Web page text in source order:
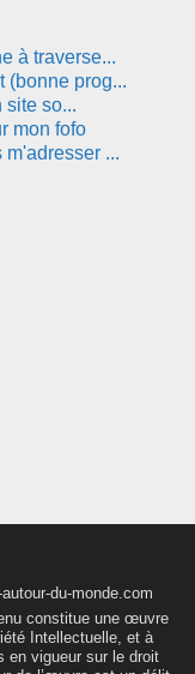
à traverse...
(bonne prog...
site so...
mon fofo
...
du-monde.com
constitue une œuvre
Intellectuelle, et à
en vigueur sur le droit